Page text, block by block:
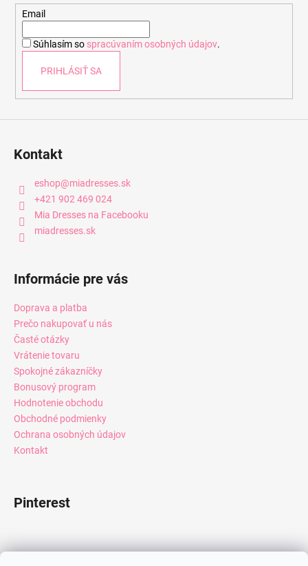
Email
Súhlasím so spracúvaním osobných údajov.
PRIHLÁSIŤ SA
Kontakt
eshop@miadresses.sk
+421 902 469 024
Mia Dresses na Facebooku
miadresses.sk
Informácie pre vás
Doprava a platba
Prečo nakupovať u nás
Časté otázky
Vrátenie tovaru
Spokojné zákazníčky
Bonusový program
Hodnotenie obchodu
Obchodné podmienky
Ochrana osobných údajov
Kontakt
Pinterest